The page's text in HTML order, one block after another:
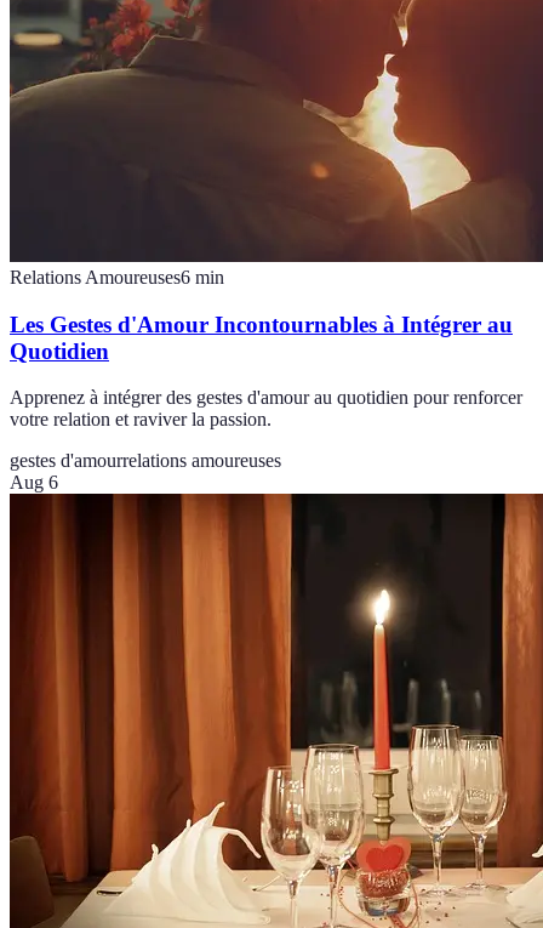
Relations Amoureuses6 min
Les Gestes d'Amour Incontournables à Intégrer au
Quotidien
Apprenez à intégrer des gestes d'amour au quotidien pour renforcer
votre relation et raviver la passion.
gestes d'amourrelations amoureuses
Aug 6